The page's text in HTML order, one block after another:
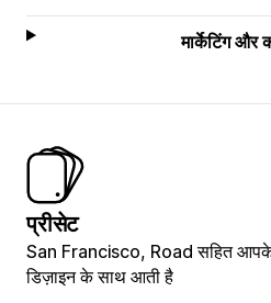
मार्केटिंग और
प्रीसेट
San Francisco, Road सहित आपके
डिज़ाइन के साथ आती है